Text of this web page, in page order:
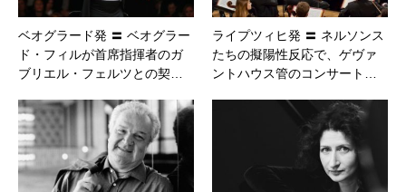
ベオグラード発 〓 ベオグラー
ド・フィルが首席指揮者のガ
ブリエル・フェルツとの契…
ライプツィヒ発 〓 ネルソンス
たちの擬陽性反応で、ゲヴァ
ントハウス管のコンサート…